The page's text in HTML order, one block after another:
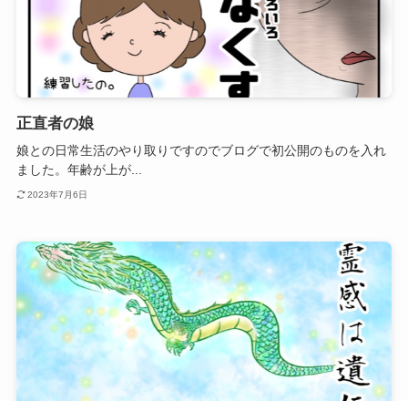
正直者の娘
娘との日常生活のやり取りですのでブログで初公開のものを入れ
ました。年齢が上が...
2023年7月6日